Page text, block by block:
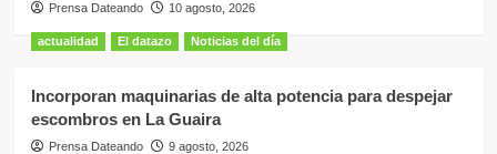
Prensa Dateando 10 agosto, 2026
actualidad El datazo Noticias del día
Incorporan maquinarias de alta potencia para despejar
escombros en La Guaira
Prensa Dateando 9 agosto, 2026